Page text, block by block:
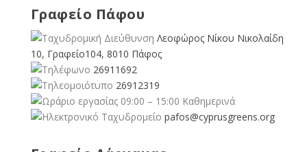
Γραφείο Πάφου
Λεοφώρος Νίκου Νικολαίδη
10, Γραφείο104, 8010 Πάφος
26911692
26912319
09:00 – 15:00 Καθημερινά
pafos@cyprusgreens.org